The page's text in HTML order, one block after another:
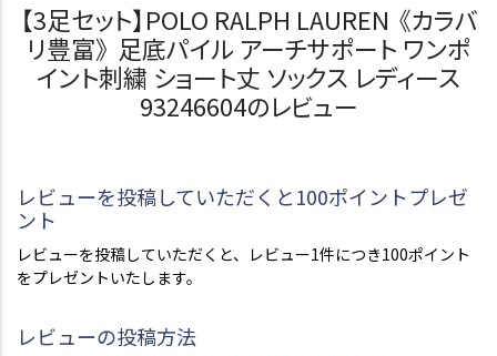
【3足セット】POLO RALPH LAUREN 《カラバ
リ豊富》 足底パイル アーチサポート ワンポ
イント刺繍 ショート丈 ソックス レディース
93246604のレビュー
レビューを投稿していただくと100ポイントプレゼ
ント
レビューを投稿していただくと、レビュー1件につき100ポイント
をプレゼントいたします。
レビューの投稿方法